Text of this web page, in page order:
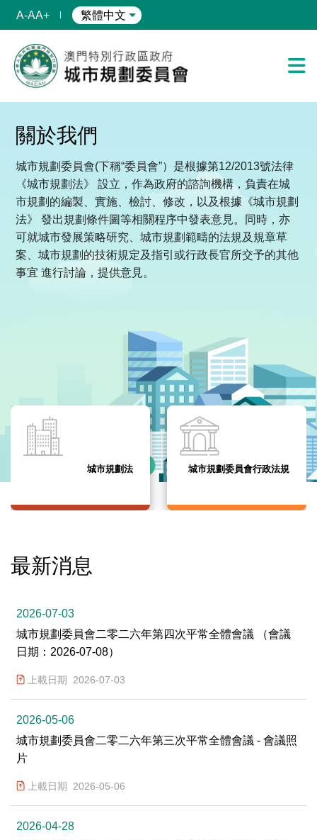
A-AA+ 繁體中文
關於我們
城市規劃委員會(下稱“委員會”）是根據第12/2013號法律
《城市規劃法》 設立，作為政府的諮詢機構，負責在城
市規劃的編製、實施、檢討、修改，以及根據《城市規劃
法》 發出規劃條件圖等相關程序中發表意見。同時，亦
可就城市發展策略研究、城市規劃範疇的法規及規章草
案、城市規劃的技術規定及指引或行政長官所交予的其他
事宜 進行討論，提供意見。
城市規劃法 城市規劃委員會行政法規
最新消息
2026-07-03
城市規劃委員會二零二六年第四次平常全體會議 （會議
日期：2026-07-08）
上載日期 2026-07-03
2026-05-06
城市規劃委員會二零二六年第三次平常全體會議 - 會議照
片
上載日期 2026-05-06
2026-04-28